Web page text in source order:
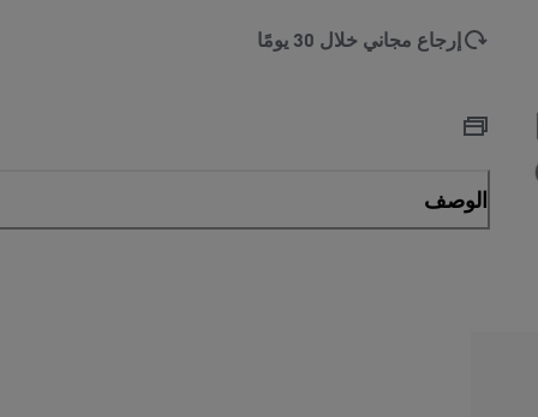
إرجاع مجاني خلال 30 يومًا
الوصف